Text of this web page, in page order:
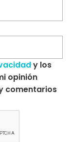
y los
opinión
comentarios